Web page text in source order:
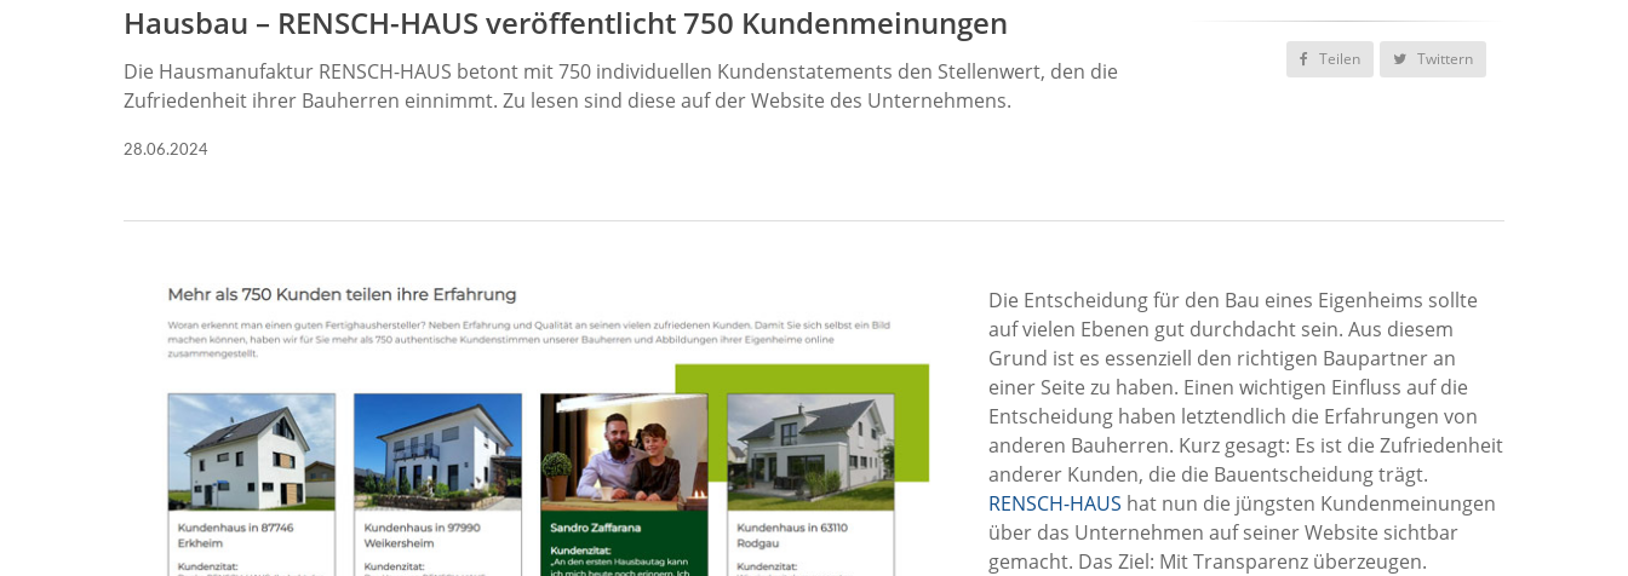
Hausbau – RENSCH-HAUS veröffentlicht 750 Kundenmeinungen
Die Hausmanufaktur RENSCH-HAUS betont mit 750 individuellen Kundenstatements den Stellenwert, den die
Zufriedenheit ihrer Bauherren einnimmt. Zu lesen sind diese auf der Website des Unternehmens.
28.06.2024
Teilen Twittern
Die Entscheidung für den Bau eines Eigenheims sollte
auf vielen Ebenen gut durchdacht sein. Aus diesem
Grund ist es essenziell den richtigen Baupartner an
einer Seite zu haben. Einen wichtigen Einfluss auf die
Entscheidung haben letztendlich die Erfahrungen von
anderen Bauherren. Kurz gesagt: Es ist die Zufriedenheit
anderer Kunden, die die Bauentscheidung trägt.
RENSCH-HAUS hat nun die jüngsten Kundenmeinungen
über das Unternehmen auf seiner Website sichtbar
gemacht. Das Ziel: Mit Transparenz überzeugen.